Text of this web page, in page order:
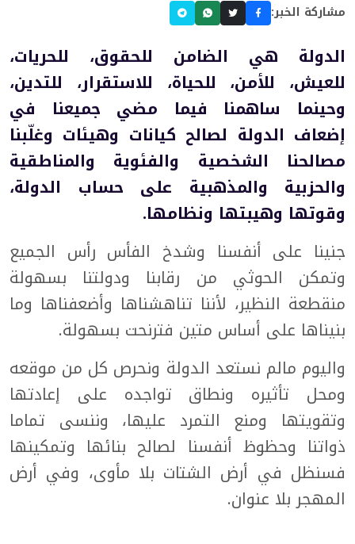
مشاركة الخبر:
الدولة هي الضامن للحقوق، للحريات،
للعيش، للأمن، للحياة، للاستقرار، للتدين،
وحينما ساهمنا فيما مضي جميعنا في
إضعاف الدولة لصالح كيانات وهيئات وغلّبنا
مصالحنا الشخصية والفئوية والمناطقية
والحزبية والمذهبية على حساب الدولة،
وقوتها وهيبتها ونظامها.
جنينا على أنفسنا وشدخ الفأس رأس الجميع
وتمكن الحوثي من رقابنا ودولتنا بسهولة
منقطعة النظير، لأننا تناهشناها وأضعفناها وما
بنيناها على أساس متين فترنحت بسهولة.
واليوم مالم نستعد الدولة ونحرص كل من موقعه
ومحل تأثيره ونطاق تواجده على إعادتها
وتقويتها ومنع التمرد عليها، وننسى تماما
ذواتنا وحظوظ أنفسنا لصالح بنائها وتمكينها
فسنظل في أرض الشتات بلا مأوى، وفي أرض
المهجر بلا عنوان.